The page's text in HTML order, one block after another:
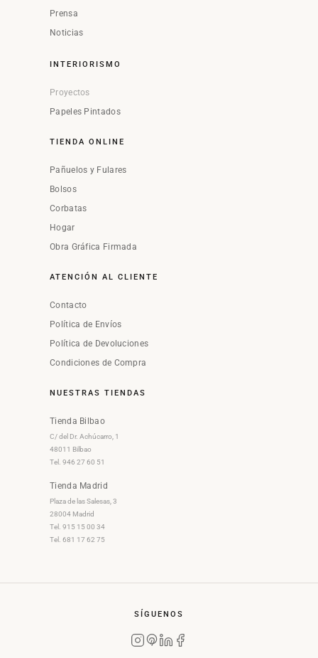
Prensa
Noticias
INTERIORISMO
Proyectos
Papeles Pintados
TIENDA ONLINE
Pañuelos y Fulares
Bolsos
Corbatas
Hogar
Obra Gráfica Firmada
ATENCIÓN AL CLIENTE
Contacto
Política de Envíos
Política de Devoluciones
Condiciones de Compra
NUESTRAS TIENDAS
Tienda Bilbao
C/ del Dr. Achúcarro, 1
48011 Bilbao
Tel. 946 27 60 51
Tienda Madrid
Plaza de las Salesas, 3
28004 Madrid
Tel. 915 15 00 34
Tel. 681 17 62 75
SÍGUENOS